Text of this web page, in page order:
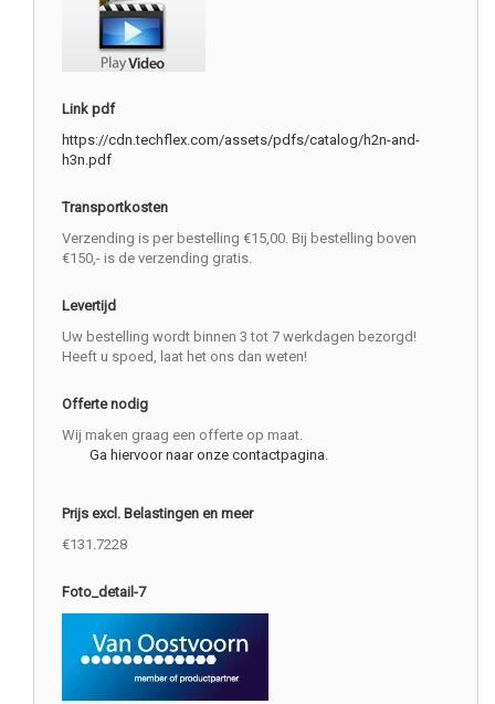
Link pdf
https://cdn.techflex.com/assets/pdfs/catalog/h2n-and-
h3n.pdf
Transportkosten
Verzending is per bestelling €15,00. Bij bestelling boven
€150,- is de verzending gratis.
Levertijd
Uw bestelling wordt binnen 3 tot 7 werkdagen bezorgd!
Heeft u spoed, laat het ons dan weten!
Offerte nodig
Wij maken graag een offerte op maat.
Ga hiervoor naar onze contactpagina.
Prijs excl. Belastingen en meer
€131.7228
Foto_detail-7